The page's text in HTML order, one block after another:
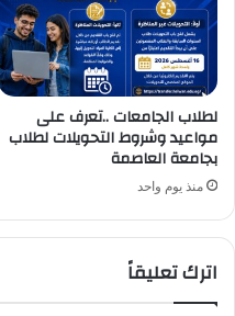
لطلاب الجامعات ..تعرف على
مواعيد وشروط التحويلات لطلاب
بجامعة العاصمة
منذ يوم واحد
اترك تعليقاً